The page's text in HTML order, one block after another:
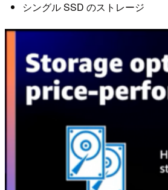
シングル SSD のストレージ